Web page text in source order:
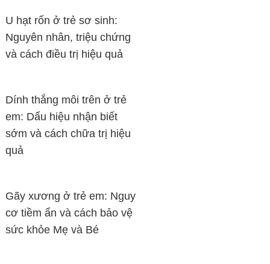
U hạt rốn ở trẻ sơ sinh:
Nguyên nhân, triệu chứng
và cách điều trị hiệu quả
Dính thắng môi trên ở trẻ
em: Dấu hiệu nhận biết
sớm và cách chữa trị hiệu
quả
Gãy xương ở trẻ em: Nguy
cơ tiềm ẩn và cách bảo vệ
sức khỏe Mẹ và Bé